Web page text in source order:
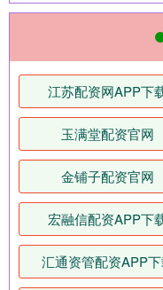
江苏配资网APP下
玉满堂配资官网
金铺子配资官网
宏融信配资APP下
汇通资管配资APP